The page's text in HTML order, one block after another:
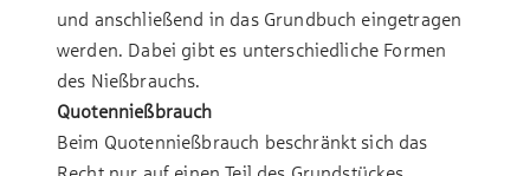
und anschließend in das Grundbuch eingetragen
werden. Dabei gibt es unterschiedliche Formen
des Nießbrauchs.
Quotennießbrauch
Beim Quotennießbrauch beschränkt sich das